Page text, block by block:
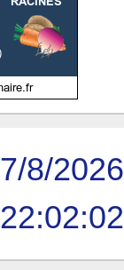
7/8/2026
22:02:02